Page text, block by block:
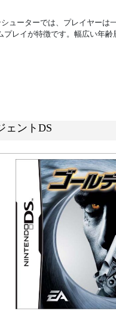
ューターでは、プレイヤー
レイが特徴です。幅広い年
ェントDS